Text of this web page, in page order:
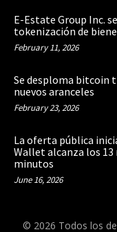
E-Estate Group Inc.
tokenización de
February 11, 2026
Se desploma bitcoin
nuevos aranceles
February 23, 2026
La oferta pública
Wallet alcanza los 13
minutos
June 16, 2026
© 2026 Todos los